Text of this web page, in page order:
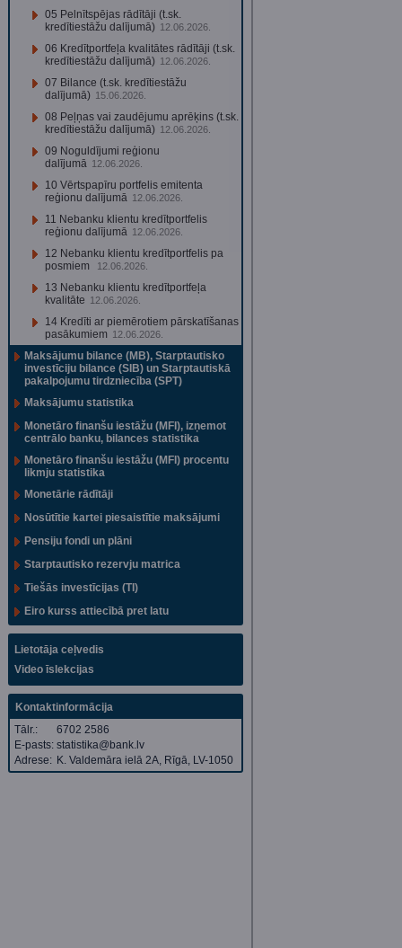
05 Pelnītspējas rādītāji (t.sk.
kredītiestāžu dalījumā) 12.06.2026.
06 Kredītportfeļa kvalitātes rādītāji (t.sk.
kredītiestāžu dalījumā) 12.06.2026.
07 Bilance (t.sk. kredītiestāžu
dalījumā) 15.06.2026.
08 Peļņas vai zaudējumu aprēķins (t.sk.
kredītiestāžu dalījumā) 12.06.2026.
09 Noguldījumi reģionu
dalījumā 12.06.2026.
10 Vērtspapīru portfelis emitenta
reģionu dalījumā 12.06.2026.
11 Nebanku klientu kredītportfelis
reģionu dalījumā 12.06.2026.
12 Nebanku klientu kredītportfelis pa
posmiem
12.06.2026.
13 Nebanku klientu kredītportfeļa
kvalitāte 12.06.2026.
14 Kredīti ar piemērotiem pārskatīšanas
pasākumiem 12.06.2026.
Maksājumu bilance (MB), Starptautisko
investīciju bilance (SIB) un Starptautiskā
pakalpojumu tirdzniecība (SPT)
Maksājumu statistika
Monetāro finanšu iestāžu (MFI), izņemot
centrālo banku, bilances statistika
Monetāro finanšu iestāžu (MFI) procentu
likmju statistika
Monetārie rādītāji
Nosūtītie kartei piesaistītie maksājumi
Pensiju fondi un plāni
Starptautisko rezervju matrica
Tiešās investīcijas (TI)
Eiro kurss attiecībā pret latu
Lietotāja ceļvedis
Video īslekcijas
Kontaktinformācija
Tālr.:
6702 2586
E-pasts: statistika@bank.lv
Adrese: K. Valdemāra ielā 2A, Rīgā, LV-1050